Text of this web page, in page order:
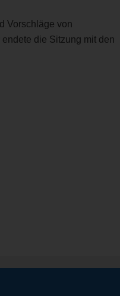
Vorschläge von
die Sitzung mit den